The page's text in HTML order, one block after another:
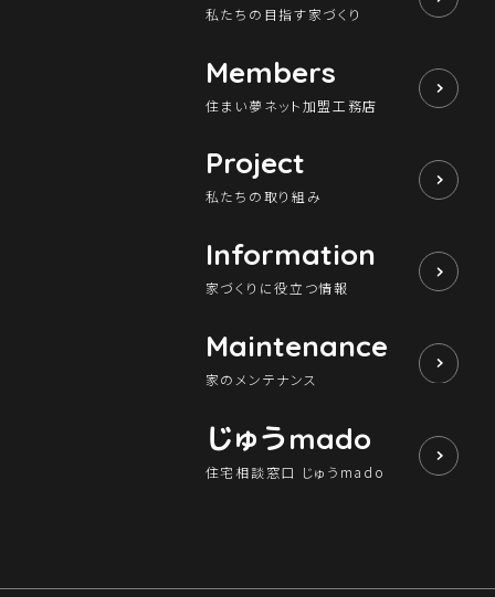
私たちの目指す家づくり
Members
住まい夢ネット加盟工務店
Project
私たちの取り組み
Information
家づくりに役立つ情報
Maintenance
家のメンテナンス
じゅうmado
住宅相談窓口 じゅうmado